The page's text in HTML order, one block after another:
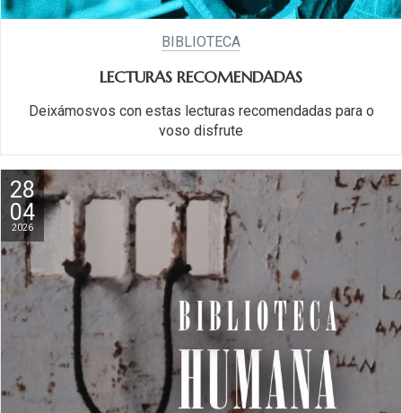
BIBLIOTECA
LECTURAS RECOMENDADAS
Deixámosvos con estas lecturas recomendadas para o
voso disfrute
28
04
2026